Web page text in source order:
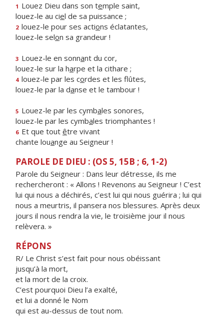
1 Louez Dieu dans son temple saint,
louez-le au ciel de sa puissance ;
2 louez-le pour ses actions éclatantes,
louez-le selon sa grandeur !
3 Louez-le en sonnant du cor,
louez-le sur la harpe et la cithare ;
4 louez-le par les cordes et les flûtes,
louez-le par la danse et le tambour !
5 Louez-le par les cymbales sonores,
louez-le par les cymbales triomphantes !
6 Et que tout être vivant
chante louange au Seigneur !
PAROLE DE DIEU : (OS 5, 15B ; 6, 1-2)
Parole du Seigneur : Dans leur détresse, ils me
rechercheront : « Allons ! Revenons au Seigneur ! C’est
lui qui nous a déchirés, c’est lui qui nous guérira ; lui qui
nous a meurtris, il pansera nos blessures. Après deux
jours il nous rendra la vie, le troisième jour il nous
relèvera. »
RÉPONS
R/ Le Christ s’est fait pour nous obéissant
jusqu’à la mort,
et la mort de la croix.
C’est pourquoi Dieu l’a exalté,
et lui a donné le Nom
qui est au-dessus de tout nom.